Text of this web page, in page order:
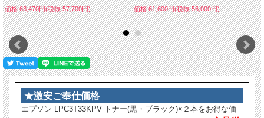
価格:63,470円(税抜 57,700円) 価格:61,600円(税抜 56,000円)
★激安ご奉仕価格
エプソン LPC3T33KPV トナー(黒・ブラック)×２本をお得な価